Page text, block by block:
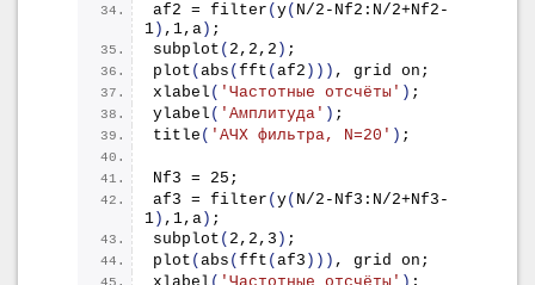
af2 = filter ( y( N/2-Nf2:N/2+Nf2-
1 ) ,1,a ) ;
subplot ( 2,2,2 ) ;
plot ( abs ( fft ( af2 ))) , grid on;
xlabel ( 'Частотные отсчёты' ) ;
ylabel ( 'Амплитуда' ) ;
title ( 'АЧХ фильтра, N=20' ) ;
Nf3 = 25;
af3 = filter ( y( N/2-Nf3:N/2+Nf3-
1 ) ,1,a ) ;
subplot ( 2,2,3 ) ;
plot ( abs ( fft ( af3 ))) , grid on;